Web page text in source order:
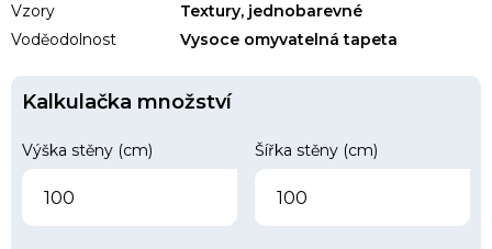
Vzory
Textury, jednobarevné
Voděodolnost
Vysoce omyvatelná tapeta
Kalkulačka množství
Výška stěny (cm) Šířka stěny (cm)